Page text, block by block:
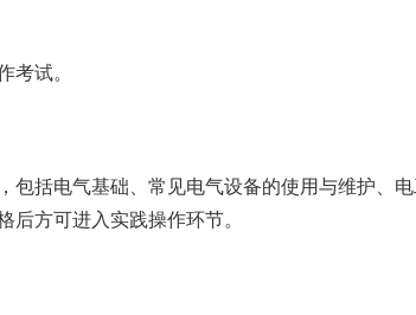
考试。
包括电气基础、常见电气设备的使用与维护、
后方可进入实践操作环节。